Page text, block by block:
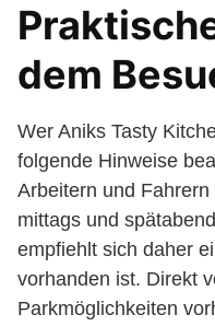
dem
Wer Aniks Tasty
folgende Hinweise
Arbeitern und
mittags und
empfiehlt sich daher
vorhanden ist. Direkt
Parkmöglichkeiten